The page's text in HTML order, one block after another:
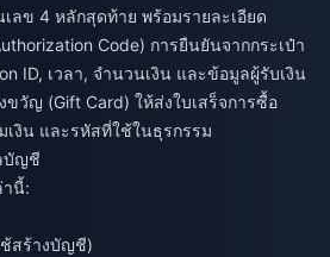
เลข 4 หลักสุดท้าย พร้อมรายละเอียด
Code) การยืนยันจากกระเป๋า
ID, เวลา, จำนวนเงิน และข้อมูลผู้รับเงิน
วัญ (Gift Card) ให้ส่งใบเสร็จการซื้อ
งิน และรหัสที่ใช้ในธุรกรรม
บัญชี
านี้:
ช้สร้างบัญชี)